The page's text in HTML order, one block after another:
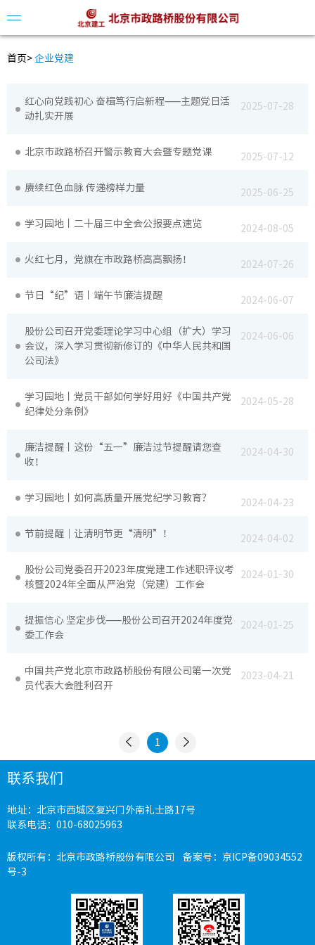
视频中
工程建
轨道工
首页 > 企业党建
红心向党践初心 奋楫笃行启新程——主题党日活
动扎实开展
2025-07-28
北京市政路桥召开警示教育大会暨专题党课 2025-07-12
赓续红色血脉 传递榜样力量 2025-06-25
学习园地丨二十届三中全会公报要点速览 2024-08-05
火红七月，党旗在市政路桥高高飘扬！ 2024-07-26
节日“纪”语丨端午节廉洁提醒 2024-06-07
股份公司召开党委理论学习中心组（扩大）学习
会议，深入学习贯彻新修订的《中华人民共和国
公司法》
2024-06-06
学习园地丨党员干部如何学好用好《中国共产党
纪律处分条例》
2024-05-28
廉洁提醒丨这份“五一”廉洁过节提醒请您查
收！
2024-04-30
学习园地丨如何高质量开展党纪学习教育？ 2024-04-23
节前提醒｜让清明节更“清明”！ 2024-04-02
股份公司党委召开2023年度党建工作述职评议考
核暨2024年全面从严治党（党建）工作会
2024-01-30
提振信心 坚定步伐——股份公司召开2024年度党
委工作会
2024-01-25
中国共产党北京市政路桥股份有限公司第一次党
员代表大会胜利召开
2023-04-21
1
联系我们
地址：北京市西城区复兴门外南礼士路17号
联系电话：010-68025963
版权所有：北京市政路桥股份有限公司 备案号： 京ICP备09034552
号-3